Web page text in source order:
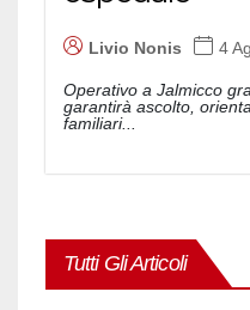
Livio Nonis 4
Operativo a Jalmicco
garantirà ascolto,
familiari...
Tutti Gli Articoli